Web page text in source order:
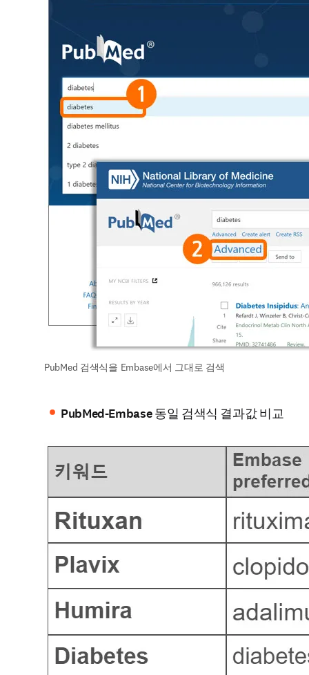
PubMed 검색식을 Embase에서 그대로 검색
PubMed-Embase 동일 검색식 결과값 비교